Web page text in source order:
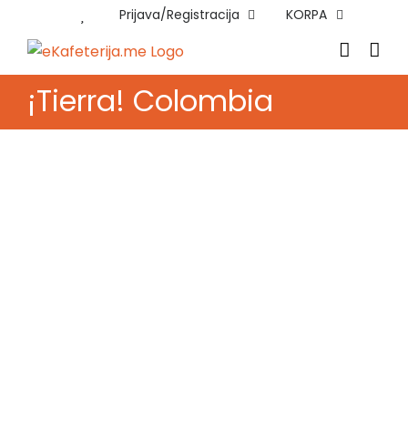
content
Prijava/Registracija KORPA
¡Tierra! Colombia